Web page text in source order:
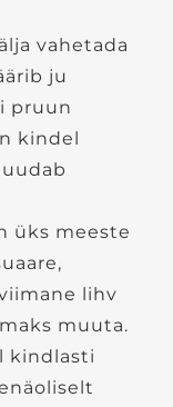
vahetada
ju
pruun
kindel
üks meeste
lihv
muuta.
kindlasti